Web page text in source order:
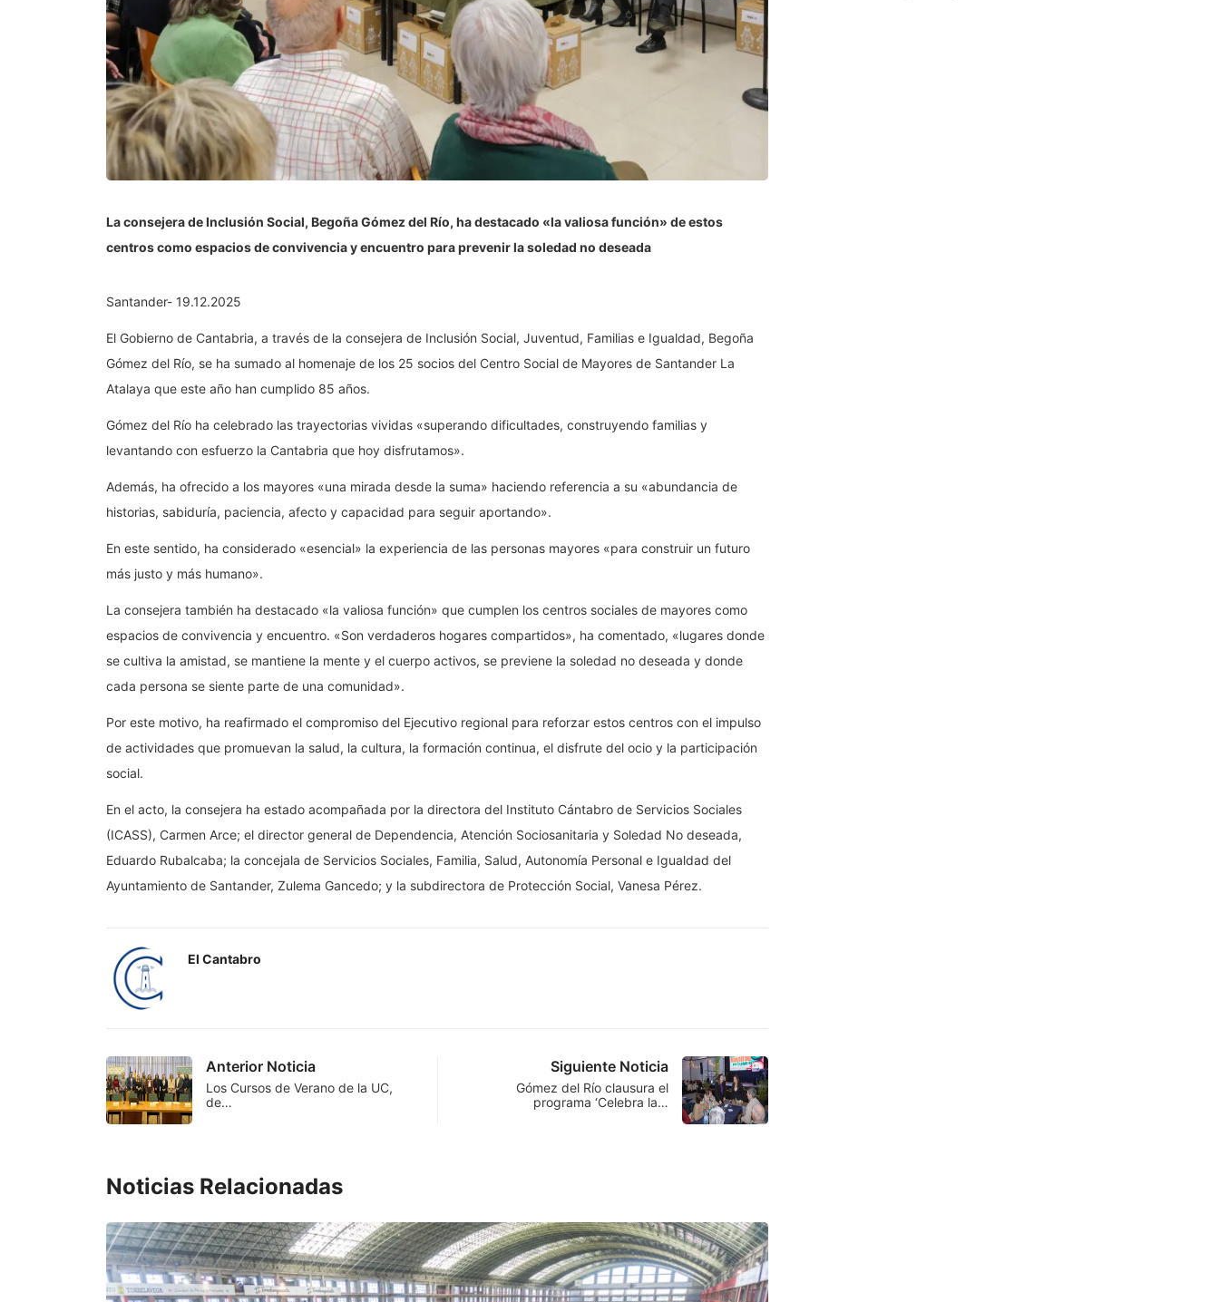
La consejera de Inclusión Social, Begoña Gómez del Río, ha destacado «la valiosa función» de estos
centros como espacios de convivencia y encuentro para prevenir la soledad no deseada
Santander- 19.12.2025
El Gobierno de Cantabria, a través de la consejera de Inclusión Social, Juventud, Familias e Igualdad, Begoña
Gómez del Río, se ha sumado al homenaje de los 25 socios del Centro Social de Mayores de Santander La
Atalaya que este año han cumplido 85 años.
Gómez del Río ha celebrado las trayectorias vividas «superando dificultades, construyendo familias y
levantando con esfuerzo la Cantabria que hoy disfrutamos».
Además, ha ofrecido a los mayores «una mirada desde la suma» haciendo referencia a su «abundancia de
historias, sabiduría, paciencia, afecto y capacidad para seguir aportando».
En este sentido, ha considerado «esencial» la experiencia de las personas mayores «para construir un futuro
más justo y más humano».
La consejera también ha destacado «la valiosa función» que cumplen los centros sociales de mayores como
espacios de convivencia y encuentro. «Son verdaderos hogares compartidos», ha comentado, «lugares donde
se cultiva la amistad, se mantiene la mente y el cuerpo activos, se previene la soledad no deseada y donde
cada persona se siente parte de una comunidad».
Por este motivo, ha reafirmado el compromiso del Ejecutivo regional para reforzar estos centros con el impulso
de actividades que promuevan la salud, la cultura, la formación continua, el disfrute del ocio y la participación
social.
En el acto, la consejera ha estado acompañada por la directora del Instituto Cántabro de Servicios Sociales
(ICASS), Carmen Arce; el director general de Dependencia, Atención Sociosanitaria y Soledad No deseada,
Eduardo Rubalcaba; la concejala de Servicios Sociales, Familia, Salud, Autonomía Personal e Igualdad del
Ayuntamiento de Santander, Zulema Gancedo; y la subdirectora de Protección Social, Vanesa Pérez.
El Cantabro
Anterior Noticia
Los Cursos de Verano de la UC,
de…
Siguiente Noticia
Gómez del Río clausura el
programa ‘Celebra la…
Noticias Relacionadas